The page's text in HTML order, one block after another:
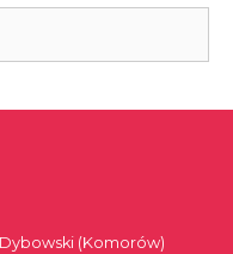
(Komorów)